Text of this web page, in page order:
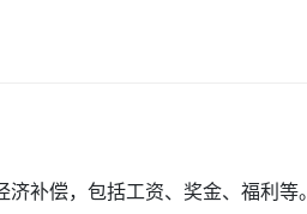
补偿，包括工资、奖金、福利等。